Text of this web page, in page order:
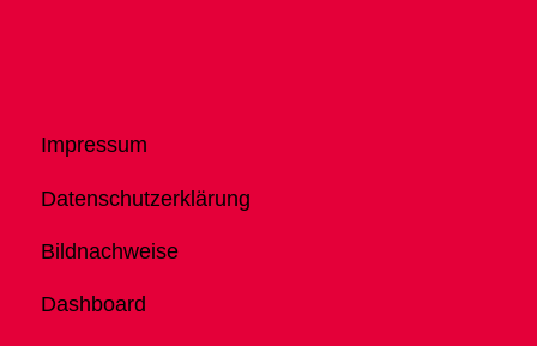
Impressum
Datenschutzerklärung
Bildnachweise
Dashboard